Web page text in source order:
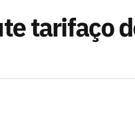
tarifaço